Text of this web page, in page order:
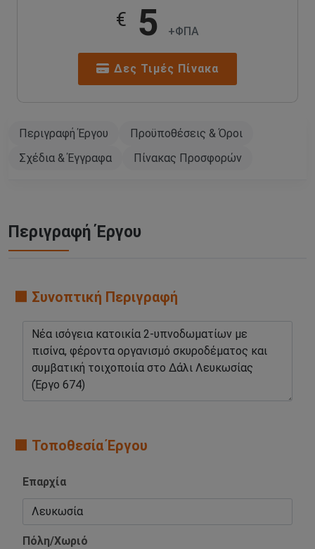
€ 5 +ΦΠΑ
Δες Τιμές Πίνακα
Περιγραφή Έργου
Προϋποθέσεις & Όροι
Σχέδια & Έγγραφα
Πίνακας Προσφορών
Περιγραφή Έργου
🟧 Συνοπτική Περιγραφή
🟧 Τοποθεσία Έργου
Επαρχία
Πόλη/Χωριό